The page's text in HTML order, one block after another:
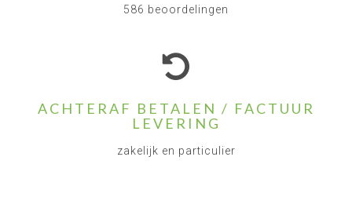
586 beoordelingen
ACHTERAF BETALEN / FACTUUR
LEVERING
zakelijk en particulier